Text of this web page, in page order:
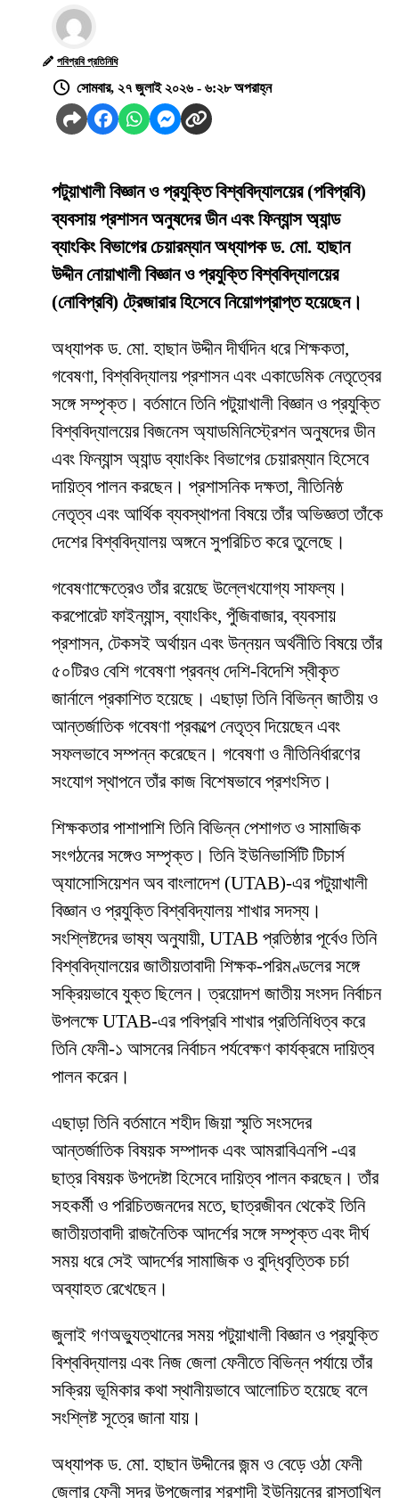
পবিপ্রবি প্রতিনিধি
সোমবার, ২৭ জুলাই ২০২৬ - ৬:২৮ অপরাহ্ন
পটুয়াখালী বিজ্ঞান ও প্রযুক্তি বিশ্ববিদ্যালয়ের (পবিপ্রবি)
ব্যবসায় প্রশাসন অনুষদের ডীন এবং ফিন্যান্স অ্যান্ড
ব্যাংকিং বিভাগের চেয়ারম্যান অধ্যাপক ড. মো. হাছান
উদ্দীন নোয়াখালী বিজ্ঞান ও প্রযুক্তি বিশ্ববিদ্যালয়ের
(নোবিপ্রবি) ট্রেজারার হিসেবে নিয়োগপ্রাপ্ত হয়েছেন।
অধ্যাপক ড. মো. হাছান উদ্দীন দীর্ঘদিন ধরে শিক্ষকতা,
গবেষণা, বিশ্ববিদ্যালয় প্রশাসন এবং একাডেমিক নেতৃত্বের
সঙ্গে সম্পৃক্ত। বর্তমানে তিনি পটুয়াখালী বিজ্ঞান ও প্রযুক্তি
বিশ্ববিদ্যালয়ের বিজনেস অ্যাডমিনিস্ট্রেশন অনুষদের ডীন
এবং ফিন্যান্স অ্যান্ড ব্যাংকিং বিভাগের চেয়ারম্যান হিসেবে
দায়িত্ব পালন করছেন। প্রশাসনিক দক্ষতা, নীতিনিষ্ঠ
নেতৃত্ব এবং আর্থিক ব্যবস্থাপনা বিষয়ে তাঁর অভিজ্ঞতা তাঁকে
দেশের বিশ্ববিদ্যালয় অঙ্গনে সুপরিচিত করে তুলেছে।
গবেষণাক্ষেত্রেও তাঁর রয়েছে উল্লেখযোগ্য সাফল্য।
করপোরেট ফাইন্যান্স, ব্যাংকিং, পুঁজিবাজার, ব্যবসায়
প্রশাসন, টেকসই অর্থায়ন এবং উন্নয়ন অর্থনীতি বিষয়ে তাঁর
৫০টিরও বেশি গবেষণা প্রবন্ধ দেশি-বিদেশি স্বীকৃত
জার্নালে প্রকাশিত হয়েছে। এছাড়া তিনি বিভিন্ন জাতীয় ও
আন্তর্জাতিক গবেষণা প্রকল্পে নেতৃত্ব দিয়েছেন এবং
সফলভাবে সম্পন্ন করেছেন। গবেষণা ও নীতিনির্ধারণের
সংযোগ স্থাপনে তাঁর কাজ বিশেষভাবে প্রশংসিত।
শিক্ষকতার পাশাপাশি তিনি বিভিন্ন পেশাগত ও সামাজিক
সংগঠনের সঙ্গেও সম্পৃক্ত। তিনি ইউনিভার্সিটি টিচার্স
অ্যাসোসিয়েশন অব বাংলাদেশ (UTAB)-এর পটুয়াখালী
বিজ্ঞান ও প্রযুক্তি বিশ্ববিদ্যালয় শাখার সদস্য।
সংশ্লিষ্টদের ভাষ্য অনুযায়ী, UTAB প্রতিষ্ঠার পূর্বেও তিনি
বিশ্ববিদ্যালয়ের জাতীয়তাবাদী শিক্ষক-পরিমণ্ডলের সঙ্গে
সক্রিয়ভাবে যুক্ত ছিলেন। ত্রয়োদশ জাতীয় সংসদ নির্বাচন
উপলক্ষে UTAB-এর পবিপ্রবি শাখার প্রতিনিধিত্ব করে
তিনি ফেনী-১ আসনের নির্বাচন পর্যবেক্ষণ কার্যক্রমে দায়িত্ব
পালন করেন।
এছাড়া তিনি বর্তমানে শহীদ জিয়া স্মৃতি সংসদের
আন্তর্জাতিক বিষয়ক সম্পাদক এবং আমরাবিএনপি -এর
ছাত্র বিষয়ক উপদেষ্টা হিসেবে দায়িত্ব পালন করছেন। তাঁর
সহকর্মী ও পরিচিতজনদের মতে, ছাত্রজীবন থেকেই তিনি
জাতীয়তাবাদী রাজনৈতিক আদর্শের সঙ্গে সম্পৃক্ত এবং দীর্ঘ
সময় ধরে সেই আদর্শের সামাজিক ও বুদ্ধিবৃত্তিক চর্চা
অব্যাহত রেখেছেন।
জুলাই গণঅভ্যুত্থানের সময় পটুয়াখালী বিজ্ঞান ও প্রযুক্তি
বিশ্ববিদ্যালয় এবং নিজ জেলা ফেনীতে বিভিন্ন পর্যায়ে তাঁর
সক্রিয় ভূমিকার কথা স্থানীয়ভাবে আলোচিত হয়েছে বলে
সংশ্লিষ্ট সূত্রে জানা যায়।
অধ্যাপক ড. মো. হাছান উদ্দীনের জন্ম ও বেড়ে ওঠা ফেনী
জেলার ফেনী সদর উপজেলার শরশাদী ইউনিয়নের রাস্তাখিল